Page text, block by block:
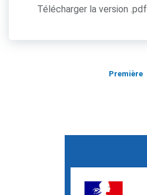
Télécharger la version .pdf
Première